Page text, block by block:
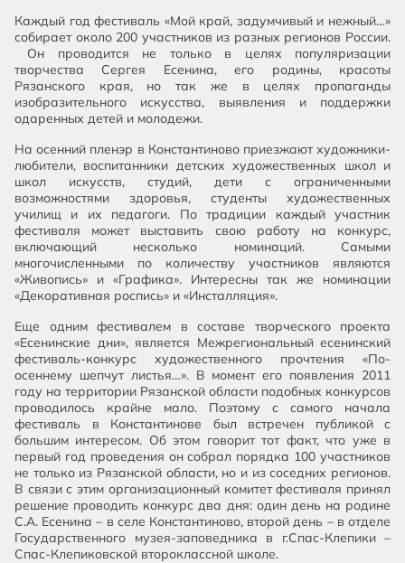
Каждый год фестиваль «Мой край, задумчивый и нежный…»
собирает около 200 участников из разных регионов России.
Он проводится не только в целях популяризации
творчества Сергея Есенина, его родины, красоты
Рязанского края, но так же в целях пропаганды
изобразительного искусства, выявления и поддержки
одаренных детей и молодежи.
На осенний пленэр в Константиново приезжают художники-
любители, воспитанники детских художественных школ и
школ искусств, студий, дети с ограниченными
возможностями здоровья, студенты художественных
училищ и их педагоги. По традиции каждый участник
фестиваля может выставить свою работу на конкурс,
включающий несколько номинаций. Самыми
многочисленными по количеству участников являются
«Живопись» и «Графика». Интересны так же номинации
«Декоративная роспись» и «Инсталляция».
Еще одним фестивалем в составе творческого проекта
«Есенинские дни», является Межрегиональный есенинский
фестиваль-конкурс художественного прочтения «По-
осеннему шепчут листья…». В момент его появления 2011
году на территории Рязанской области подобных конкурсов
проводилось крайне мало. Поэтому с самого начала
фестиваль в Константинове был встречен публикой с
большим интересом. Об этом говорит тот факт, что уже в
первый год проведения он собрал порядка 100 участников
не только из Рязанской области, но и из соседних регионов.
В связи с этим организационный комитет фестиваля принял
решение проводить конкурс два дня: один день на родине
С.А. Есенина – в селе Константиново, второй день – в отделе
Государственного музея-заповедника в г.Спас-Клепики –
Спас-Клепиковской второклассной школе.